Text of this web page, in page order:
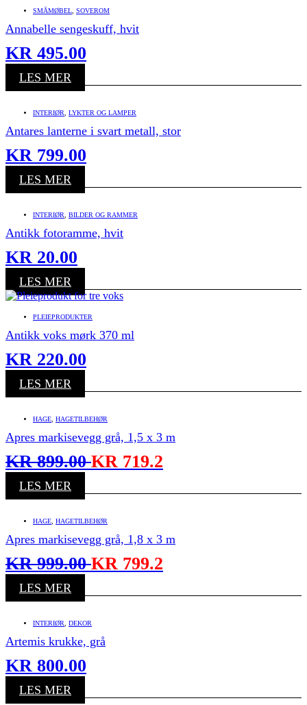
SMÅMØBEL SOVEROM
Annabelle sengeskuff, hvit
KR 495.00
LES MER
INTERIØR LYKTER OG LAMPER
Antares lanterne i svart metall, stor
KR 799.00
LES MER
INTERIØR BILDER OG RAMMER
Antikk fotoramme, hvit
KR 20.00
LES MER
PLEIEPRODUKTER
Antikk voks mørk 370 ml
KR 220.00
LES MER
HAGE HAGETILBEHØR
Apres markisevegg grå, 1,5 x 3 m
KR899.00KR 719.2
LES MER
HAGE HAGETILBEHØR
Apres markisevegg grå, 1,8 x 3 m
KR999.00KR 799.2
LES MER
INTERIØR DEKOR
Artemis krukke, grå
KR 800.00
LES MER